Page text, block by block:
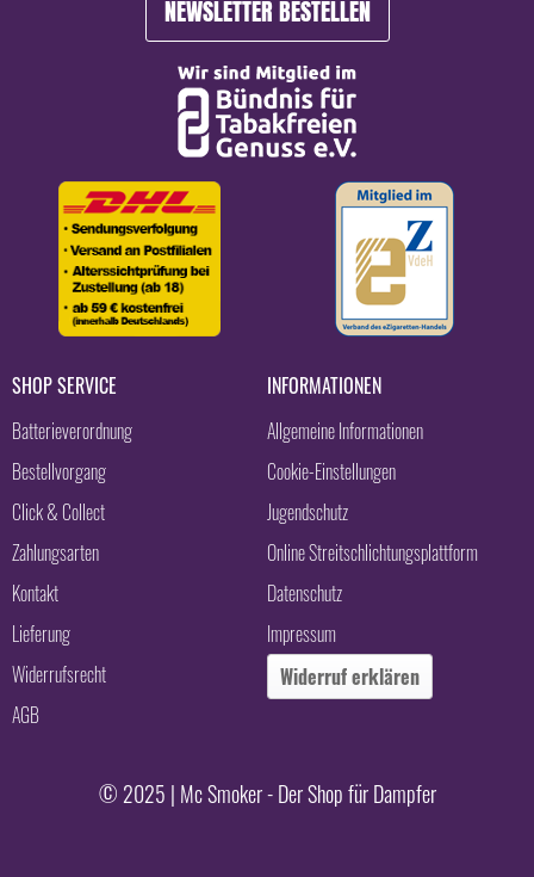
NEWSLETTER BESTELLEN
SHOP SERVICE
Batterieverordnung
Bestellvorgang
Click & Collect
Zahlungsarten
Kontakt
Lieferung
Widerrufsrecht
AGB
INFORMATIONEN
Allgemeine Informationen
Cookie-Einstellungen
Jugendschutz
Online Streitschlichtungsplattform
Datenschutz
Impressum
Widerruf erklären
© 2025 | Mc Smoker - Der Shop für Dampfer